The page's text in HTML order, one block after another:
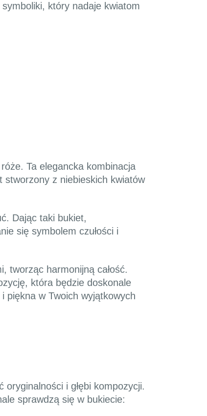
który nadaje kwiatom
Ta elegancka kombinacja
stworzony z niebieskich kwiatów
Dając taki bukiet,
się symbolem czułości i
tworząc harmonijną całość.
która będzie doskonale
piękna w Twoich wyjątkowych
i głębi kompozycji.
sprawdzą się w bukiecie: